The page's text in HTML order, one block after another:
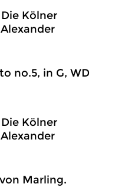
Kölner
no.5, in G, WD
Kölner
Marling.